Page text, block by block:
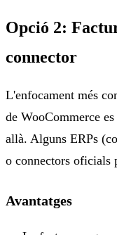
Opció 2:
connector
L'enfocament més
de WooCommerce
allà. Alguns ERPs
o connectors oficials
Avantatges